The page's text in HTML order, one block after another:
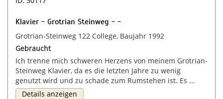
Klavier - Grotrian Steinweg - -
Grotrian-Steinweg 122 College, Baujahr 1992
Gebraucht
Ich trenne mich schweren Herzens von meinem Grotrian-
Steinweg Klavier, da es die letzten Jahre zu wenig
genutzt wird und zu schade zum Rumstehen ist. Es ...
Details anzeigen